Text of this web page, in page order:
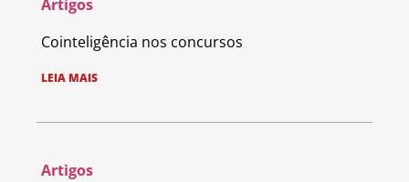
Artigos
Cointeligência nos concursos
LEIA MAIS
Artigos